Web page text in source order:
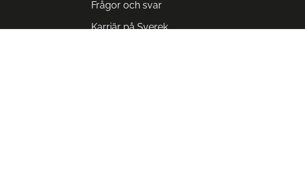
Frågor och svar
Karriär på Sverek